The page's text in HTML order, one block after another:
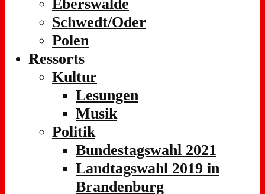
Eberswalde
Schwedt/Oder
Polen
Ressorts
Kultur
Lesungen
Musik
Politik
Bundestagswahl 2021
Landtagswahl 2019 in
Brandenburg